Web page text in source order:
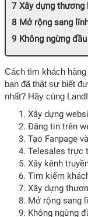
Xây dựng thương
Mở rộng sang
Không ngừng
Cách tìm khách
bạn đã thật sự biết
nhất? Hãy cùng
Xây dựng
Đăng tin trên
Tạo Fanpage
Telesales trực
Xây kênh
Tìm kiếm
Xây dựng
Mở rộng sang
Không ngừng